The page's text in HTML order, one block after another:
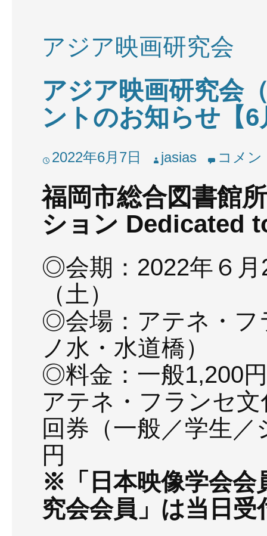
アジア映画研究会
アジア映画研究会
ントのお知らせ【
2022年6月7日 jasias コメン
福岡市総合図書館
ション Dedicated
◎会期：2022年６月
（土）
◎会場：アテネ・フ
ノ水・水道橋）
◎料金：一般1,200
アテネ・フランセ
回券（一般／学生
円
※「日本映像学会会
究会会員」は当日